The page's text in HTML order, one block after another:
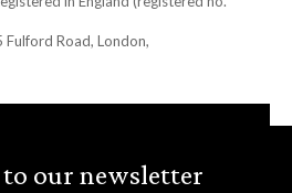
Fulford Road, London,
to our newsletter